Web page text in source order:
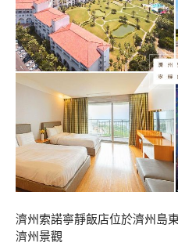
濟州索諾寧靜飯店位於濟州島
濟州景觀